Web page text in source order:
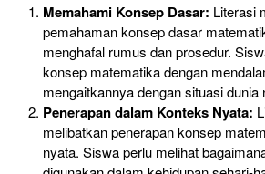
Memahami Konsep Dasar: Literasi
pemahaman konsep dasar
menghafal rumus dan prosedur.
konsep matematika dengan
mengaitkannya dengan situasi dunia
Penerapan dalam Konteks Nyata:
melibatkan penerapan konsep
nyata. Siswa perlu melihat